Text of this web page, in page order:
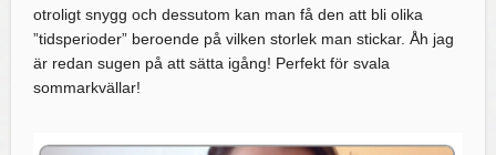
otroligt snygg och dessutom kan man få den att bli olika
”tidsperioder” beroende på vilken storlek man stickar. Åh jag
är redan sugen på att sätta igång! Perfekt för svala
sommarkvällar!